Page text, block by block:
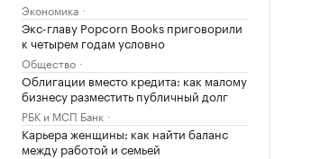
Экономика
Экс-главу Popcorn Books приговорили
к четырем годам условно
Общество
Облигации вместо кредита: как малому
бизнесу разместить публичный долг
РБК и МСП Банк
Карьера женщины: как найти баланс
между работой и семьей